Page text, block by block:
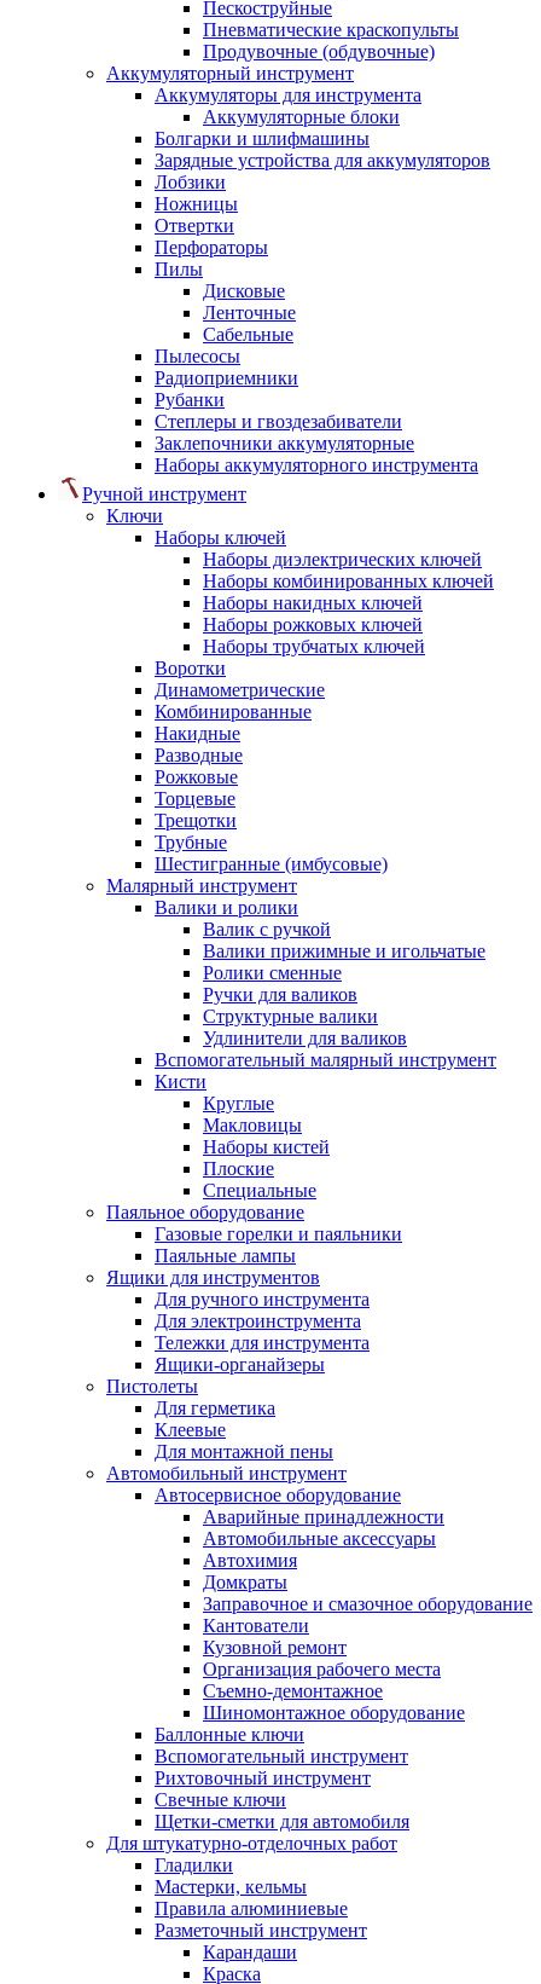
Пескоструйные
Пневматические краскопульты
Продувочные (обдувочные)
Аккумуляторный инструмент
Аккумуляторы для инструмента
Аккумуляторные блоки
Болгарки и шлифмашины
Зарядные устройства для аккумуляторов
Лобзики
Ножницы
Отвертки
Перфораторы
Пилы
Дисковые
Ленточные
Сабельные
Пылесосы
Радиоприемники
Рубанки
Степлеры и гвоздезабиватели
Заклепочники аккумуляторные
Наборы аккумуляторного инструмента
Ручной инструмент
Ключи
Наборы ключей
Наборы диэлектрических ключей
Наборы комбинированных ключей
Наборы накидных ключей
Наборы рожковых ключей
Наборы трубчатых ключей
Воротки
Динамометрические
Комбинированные
Накидные
Разводные
Рожковые
Торцевые
Трещотки
Трубные
Шестигранные (имбусовые)
Малярный инструмент
Валики и ролики
Валик с ручкой
Валики прижимные и игольчатые
Ролики сменные
Ручки для валиков
Структурные валики
Удлинители для валиков
Вспомогательный малярный инструмент
Кисти
Круглые
Макловицы
Наборы кистей
Плоские
Специальные
Паяльное оборудование
Газовые горелки и паяльники
Паяльные лампы
Ящики для инструментов
Для ручного инструмента
Для электроинструмента
Тележки для инструмента
Ящики-органайзеры
Пистолеты
Для герметика
Клеевые
Для монтажной пены
Автомобильный инструмент
Автосервисное оборудование
Аварийные принадлежности
Автомобильные аксессуары
Автохимия
Домкраты
Заправочное и смазочное оборудование
Кантователи
Кузовной ремонт
Организация рабочего места
Съемно-демонтажное
Шиномонтажное оборудование
Баллонные ключи
Вспомогательный инструмент
Рихтовочный инструмент
Свечные ключи
Щетки-сметки для автомобиля
Для штукатурно-отделочных работ
Гладилки
Мастерки, кельмы
Правила алюминиевые
Разметочный инструмент
Карандаши
Краска